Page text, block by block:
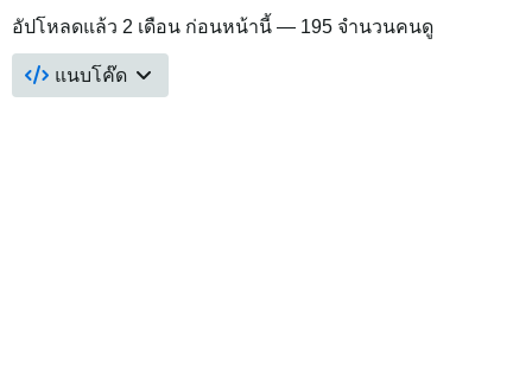
อัปโหลดแล้ว 2 เดือน ก่อนหน้านี้ — 195 จำนวนคนดู
แนบโค๊ด